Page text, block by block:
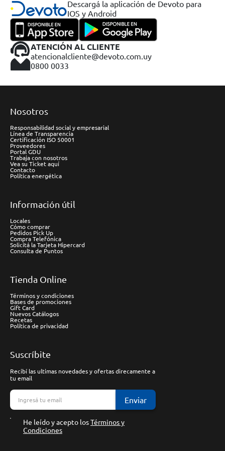
Descargá la aplicación de Devoto para
IOS y Android
ATENCIÓN AL CLIENTE
atencionalcliente@devoto.com.uy
0800 0033
Nosotros
Responsabilidad social y empresarial
Línea de Transparencia
Certificación ISO 50001
Proveedores
Portal GDU
Trabaja con nosotros
Vea su Ticket aquí
Contacto
Política energética
Información útil
Locales
Cómo comprar
Pedidos Pick Up
Compra Telefónica
Solicitá la Tarjeta Hipercard
Consulta de Puntos
Tienda Online
Términos y condiciones
Bases de promociones
Gift Card
Nuevos Catálogos
Recetas
Política de privacidad
Suscríbite
Recibí las ultimas novedades y ofertas direcamente a
tu email
Enviar
He leído y acepto losTérminos y
Condiciones